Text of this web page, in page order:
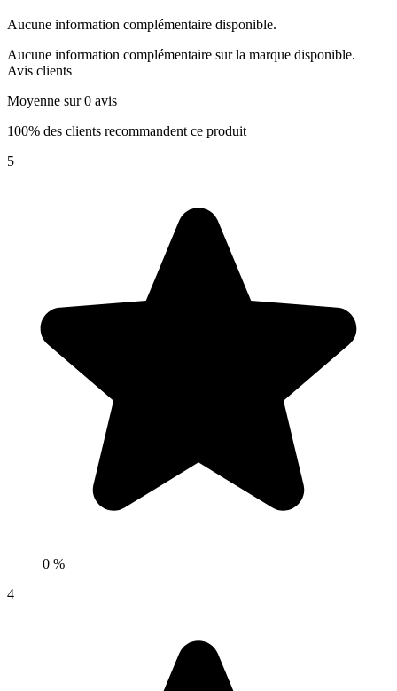
Aucune information complémentaire disponible.
Aucune information complémentaire sur la marque disponible.
Avis clients
Moyenne sur 0 avis
100% des clients recommandent ce produit
5
0 %
4